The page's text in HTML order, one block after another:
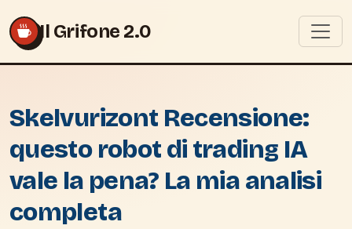
Il Grifone 2.0
Skelvurizont Recensione:
questo robot di trading IA
vale la pena? La mia analisi
completa